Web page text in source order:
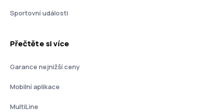
Sportovní události
Přečtěte si více
Garance nejnižší ceny
Mobilní aplikace
MultiLine